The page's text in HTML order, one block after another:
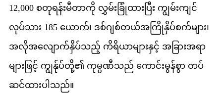
12,000 စတုရန်းမီတာကို လွှမ်းခြုံထားပြီး ကျွမ်းကျင်
လုပ်သား 185 ယောက်၊ ဒစ်ဂျစ်တယ်အကြိုနှိပ်စက်များ၊
အလိုအလျောက်နှိပ်သည့် ကိရိယာများနှင့် အခြားအရာ
များဖြင့် ကျွန်ုပ်တို့၏ ကုမ္ပဏီသည် ကောင်းမွန်စွာ တပ်
ဆင်ထားပါသည်။